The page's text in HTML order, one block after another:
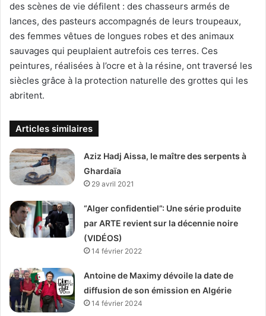
des scènes de vie défilent : des chasseurs armés de
lances, des pasteurs accompagnés de leurs troupeaux,
des femmes vêtues de longues robes et des animaux
sauvages qui peuplaient autrefois ces terres. Ces
peintures, réalisées à l’ocre et à la résine, ont traversé les
siècles grâce à la protection naturelle des grottes qui les
abritent.
Articles similaires
Aziz Hadj Aissa, le maître des serpents à
Ghardaïa
29 avril 2021
“Alger confidentiel”: Une série produite
par ARTE revient sur la décennie noire
(VIDÉOS)
14 février 2022
Antoine de Maximy dévoile la date de
diffusion de son émission en Algérie
14 février 2024